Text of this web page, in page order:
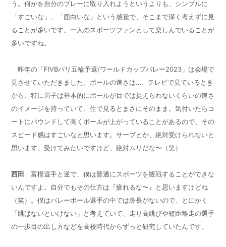
う。何かを自分のプレーに取り入れようというよりも、シンプルに
「すごいな」、「面白いな」という感覚で、そこまで深く考えずに見
ることが多いです。一人のスポーツファンとして楽しんでいることが
多いですね。
昨年の「FIVBパリ五輪予選/ワールドカップバレー2023 」は会場で
見させていただきました。ボールの速さは…、テレビで見ているとき
から、特に男子は基本的にボールが目では捉えられないくらいの速さ
のイメージを持っていて、生で見るとまさにそのまま。気付いたらコ
ートにバウンドして高くボールが上がっていることがあるので、その
スピード感はすごいなと思います。サーブとか、絶対受けられないと
思います。受けてみたいですけど、絶対ムリだな〜（笑）
西田 富樫選手と逆で、僕は普通にスポーツを観戦することができな
いんですよ。自分でもその仕方は『疲れるな〜』と思いますけどね
（笑）。僕はバレーボール選手の中では身長がないので、とにかく
「跳ばないといけない」と考えていて、走り高跳びや短距離走の選手
の一歩目の出し方などを高校時代からずっと研究していたんです。